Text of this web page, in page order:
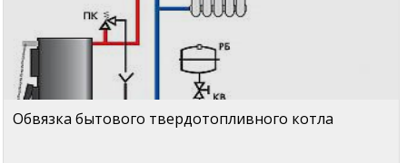
Обвязка бытового твердотопливного котла